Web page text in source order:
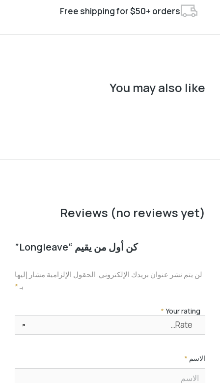
Free shipping for $50+ orders
You may also like
Reviews (no reviews yet)
كن أول من يقيم “Longleave”
لن يتم نشر عنوان بريدك الإلكتروني. الحقول الإلزامية مشار إليها
بـ*
Your rating
*
الاسم *